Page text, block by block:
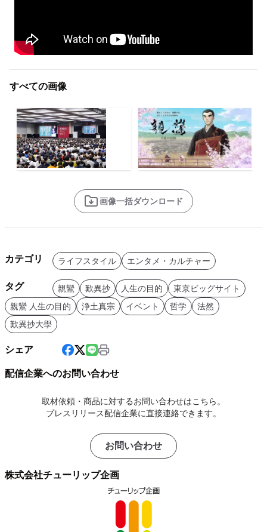
すべての画像
画像一括ダウンロード
カテゴリ ライフスタイル エンタメ・カルチャー
タグ 親鸞 歎異抄 人生の目的
東京ビッグサイト
親鸞 人生の目的
浄土真宗 イベント 哲学
法然
歎異抄大學
シェア
配信企業へのお問い合わせ
取材依頼・商品に対するお問い合わせはこちら。
プレスリリース配信企業に直接連絡できます。
お問い合わせ
株式会社チューリップ企画